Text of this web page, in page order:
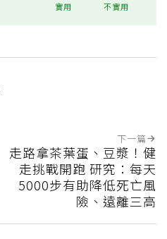
實用 不實用
下一篇
走路拿茶葉蛋、豆漿！健
走挑戰開跑 研究：每天
5000步有助降低死亡風
險、遠離三高